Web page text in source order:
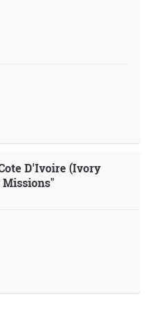
D'Ivoire (Ivory
Missions"